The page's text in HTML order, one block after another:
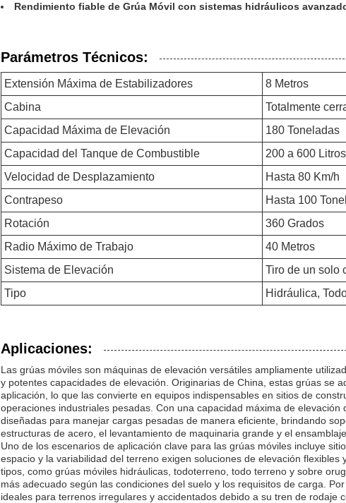
Rendimiento fiable de Grúa Móvil con sistemas hidráulicos
Parámetros Técnicos:
Extensión Máxima de Estabilizadores
8 Metros
Cabina
Totalmente
Capacidad Máxima de Elevación
180 Toneladas
Capacidad del Tanque de Combustible
200 a 600 Litros
Velocidad de Desplazamiento
Hasta 80 Km/h
Contrapeso
Hasta 100
Rotación
360 Grados
Radio Máximo de Trabajo
40 Metros
Sistema de Elevación
Tiro de un solo
Tipo
Hidráulica,
Aplicaciones:
Las grúas móviles son máquinas de elevación versátiles ampliamente
y potentes capacidades de elevación. Originarias de China, estas grúas se
aplicación, lo que las convierte en equipos indispensables en sitios de
operaciones industriales pesadas. Con una capacidad máxima de
diseñadas para manejar cargas pesadas de manera eficiente, brindando
estructuras de acero, el levantamiento de maquinaria grande y el
Uno de los escenarios de aplicación clave para las grúas móviles incluye
espacio y la variabilidad del terreno exigen soluciones de elevación
tipos, como grúas móviles hidráulicas, todoterreno, todo terreno y sobre
más adecuado según las condiciones del suelo y los requisitos de carga.
ideales para terrenos irregulares y accidentados debido a su tren de rodaje